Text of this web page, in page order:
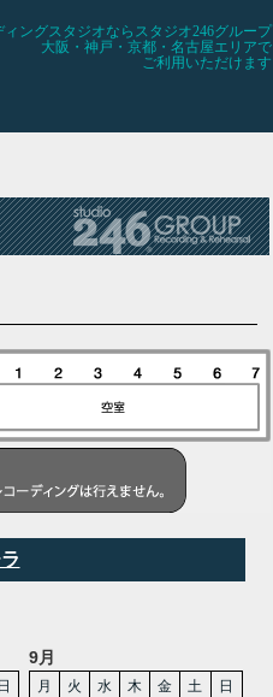
ィングスタジオならスタジオ246グループ
大阪・神戸・京都・名古屋エリアで
ご利用いただけます
日
9月
月 火 水 木 金 土
日